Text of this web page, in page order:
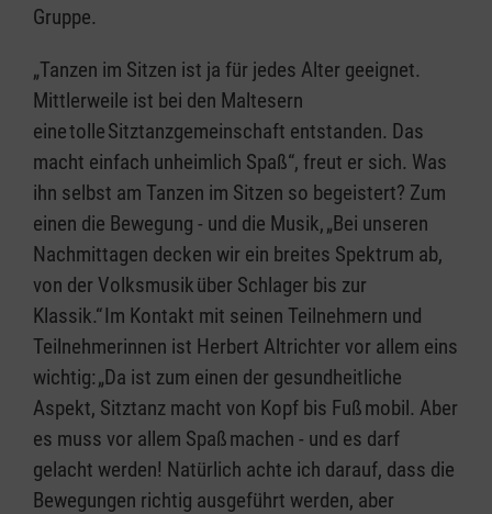
Gruppe.
„Tanzen im Sitzen ist ja für jedes Alter geeignet.
Mittlerweile ist bei den Maltesern
eine tolle Sitztanzgemeinschaft entstanden. Das
macht einfach unheimlich Spaß“, freut er sich. Was
ihn selbst am Tanzen im Sitzen so begeistert? Zum
einen die Bewegung - und die Musik, „Bei unseren
Nachmittagen decken wir ein breites Spektrum ab,
von der Volksmusik über Schlager bis zur
Klassik.“ Im Kontakt mit seinen Teilnehmern und
Teilnehmerinnen ist Herbert Altrichter vor allem eins
wichtig: „Da ist zum einen der gesundheitliche
Aspekt, Sitztanz macht von Kopf bis Fuß mobil. Aber
es muss vor allem Spaß machen - und es darf
gelacht werden! Natürlich achte ich darauf, dass die
Bewegungen richtig ausgeführt werden, aber